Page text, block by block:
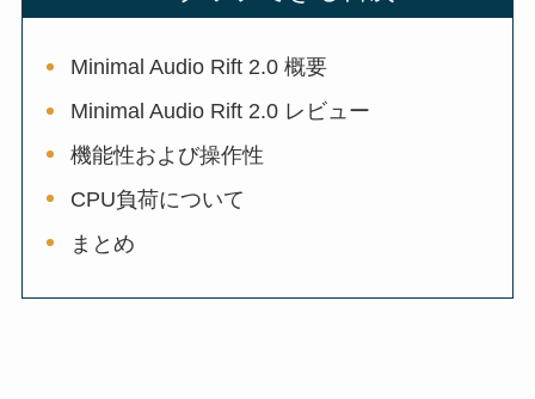
Minimal Audio Rift 2.0 概要
Minimal Audio Rift 2.0 レビュー
機能性および操作性
CPU負荷について
まとめ